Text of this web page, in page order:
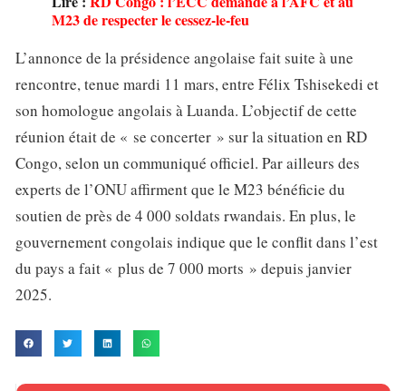
M23 de respecter le cessez-le-feu
L’annonce de la présidence angolaise fait suite à une
rencontre, tenue mardi 11 mars, entre Félix Tshisekedi et
son homologue angolais à Luanda. L’objectif de cette
réunion était de « se concerter » sur la situation en RD
Congo, selon un communiqué officiel. Par ailleurs des
experts de l’ONU affirment que le M23 bénéficie du
soutien de près de 4 000 soldats rwandais. En plus, le
gouvernement congolais indique que le conflit dans l’est
du pays a fait « plus de 7 000 morts » depuis janvier
2025.